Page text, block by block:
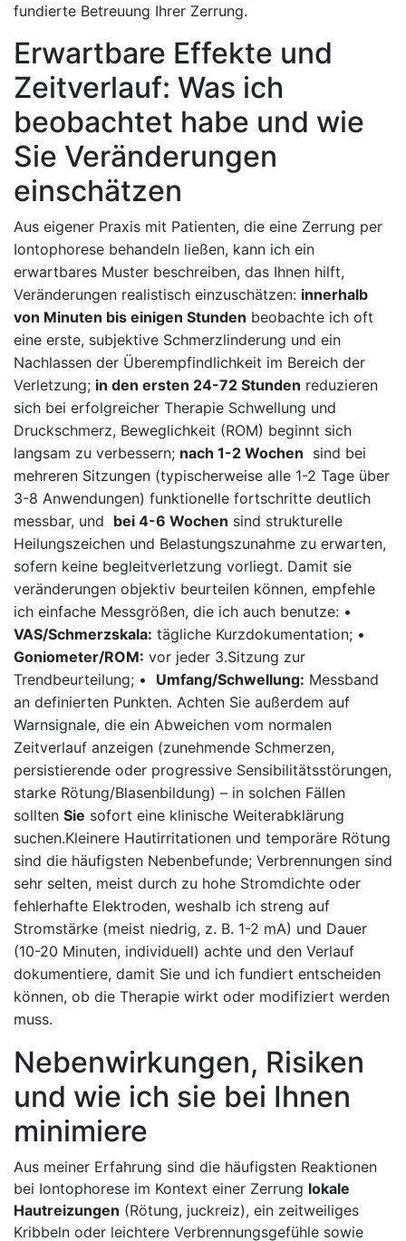
fundierte‌ Betreuung Ihrer Zerrung.
Erwartbare Effekte und
Zeitverlauf: Was ich
beobachtet⁣ habe und wie
Sie Veränderungen
einschätzen
Aus eigener​ Praxis mit⁢ Patienten, die eine Zerrung‍ per⁤
Iontophorese behandeln‌ ließen, kann ​ich ein
erwartbares Muster beschreiben, das Ihnen‌ hilft,
Veränderungen realistisch einzuschätzen: innerhalb
von Minuten bis einigen Stunden beobachte ich oft
eine erste,‌ subjektive‍ Schmerzlinderung​ und ⁣ein
Nachlassen der Überempfindlichkeit ​im Bereich der
Verletzung; in den ersten 24-72 Stunden reduzieren
⁢sich bei ‌erfolgreicher Therapie Schwellung und
Druckschmerz, Beweglichkeit (ROM) beginnt‌ sich ​
langsam zu‍ verbessern; nach 1-2 Wochen ⁣ sind bei
⁤mehreren Sitzungen ‌(typischerweise alle 1-2 Tage über
3-8 Anwendungen) funktionelle fortschritte ⁣deutlich ​
messbar, und ⁤ bei‌ 4-6 Wochen sind⁢ strukturelle
Heilungszeichen und Belastungszunahme zu erwarten,
sofern keine begleitverletzung vorliegt.‌ Damit sie‍
veränderungen ​objektiv beurteilen können,⁣ empfehle
ich einfache Messgrößen, die ich auch benutze:⁢ •
VAS/Schmerzskala: tägliche Kurzdokumentation; •​
Goniometer/ROM: vor jeder ⁤3.Sitzung zur
Trendbeurteilung;​ • ​ Umfang/Schwellung: Messband
an ⁢definierten Punkten. Achten Sie außerdem auf
Warnsignale, die ein Abweichen vom normalen
‍Zeitverlauf anzeigen (zunehmende⁢ Schmerzen,​
persistierende oder‌ progressive Sensibilitätsstörungen,
starke Rötung/Blasenbildung) – in solchen Fällen
sollten Sie sofort eine klinische⁢ Weiterabklärung
suchen.Kleinere Hautirritationen ‍und temporäre‌ Rötung
sind die häufigsten‍ Nebenbefunde; ⁤Verbrennungen sind‌
sehr selten, meist​ durch zu hohe Stromdichte oder
fehlerhafte ⁣Elektroden, weshalb ich‍ streng auf
Stromstärke ​(meist niedrig, z. B. 1-2 mA) und Dauer
(10-20 Minuten, ‍individuell) achte⁢ und den Verlauf
dokumentiere, damit Sie und ich fundiert entscheiden
können, ob die Therapie wirkt ​oder​ modifiziert werden
muss.
Nebenwirkungen, Risiken
und wie‌ ich sie bei Ihnen
minimiere
Aus meiner Erfahrung sind die⁣ häufigsten Reaktionen
bei⁢ Iontophorese im Kontext einer ‍Zerrung lokale
Hautreizungen (Rötung, juckreiz), ein‌ zeitweiliges
Kribbeln oder ‍leichtere Verbrennungsgefühle sowie